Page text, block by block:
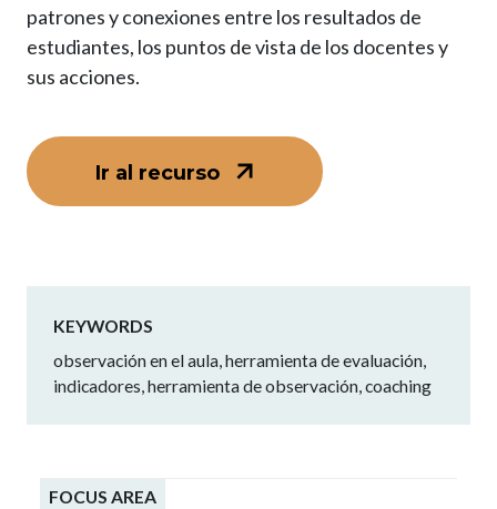
patrones y conexiones entre los resultados de
estudiantes, los puntos de vista de los docentes y
sus acciones.
Ir al recurso
KEYWORDS
observación en el aula, herramienta de evaluación,
indicadores, herramienta de observación, coaching
FOCUS AREA